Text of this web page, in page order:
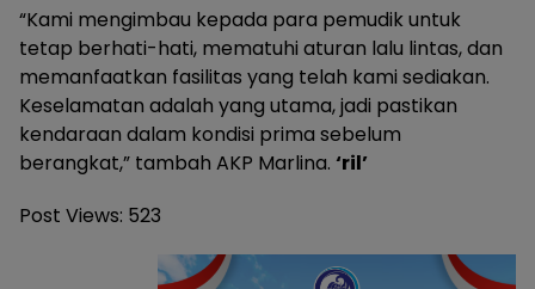
“Kami mengimbau kepada para pemudik untuk
tetap berhati-hati, mematuhi aturan lalu lintas, dan
memanfaatkan fasilitas yang telah kami sediakan.
Keselamatan adalah yang utama, jadi pastikan
kendaraan dalam kondisi prima sebelum
berangkat,” tambah AKP Marlina. ‘ril’
Post Views: 523